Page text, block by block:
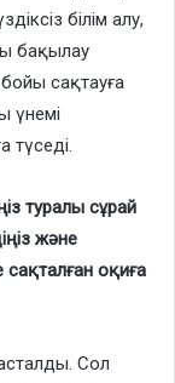
білім алу,
бақылау
сақтауға
үнемі
түседі.
туралы сұрай
және
сақталған оқиға
Сол